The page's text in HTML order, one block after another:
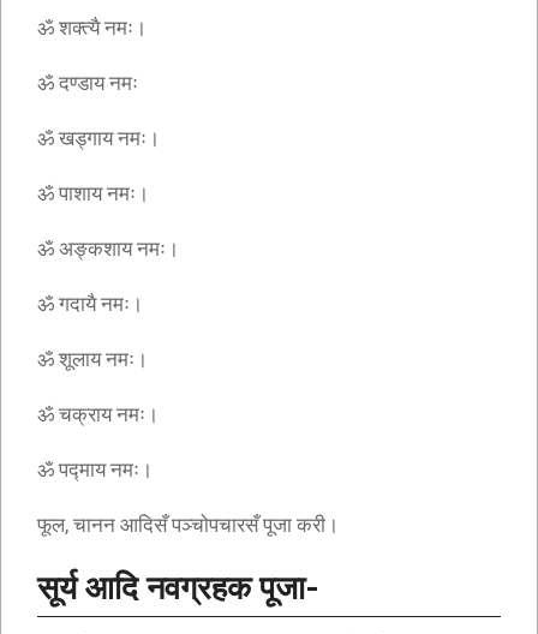
ॐ शक्त्यै नमः।
ॐ दण्डाय नमः
ॐ खड्गाय नमः।
ॐ पाशाय नमः।
ॐ अङ्कशाय नमः।
ॐ गदायै नमः।
ॐ शूलाय नमः।
ॐ चक्राय नमः।
ॐ पद्माय नमः।
फूल, चानन आदिसँ पञ्चोपचारसँ पूजा करी।
सूर्य आदि नवग्रहक पूजा-